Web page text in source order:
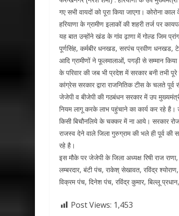
गए सभी वायदों को पूरा किया जाएगा। कोरोना
हरियाणा के ग्रामीण इलाकों की शहरी तर्ज पर
यह बात उन्होंने खंड के गांव ढ़ाणा में गोल्ड जिम
पूर्णसिंह, कर्मबीर धनखड, सरपंच प्रवीण धनखड,
आदि ग्रामीणों ने फूलमालाओं, पगड़ी से सम्मान
के परिवार की जब भी प्रदेश में सरकार बनी तभी
कांग्रेस सरकार द्वारा राजनितिक टीस के चलते
जेजेपी व बीजेपी की गठबंधन सरकार में उप
नियम लागू करके लाभ पहुंचाने का कार्य कर रहे है।
किसी बिचौनलिये के चक्कर में ना आये। सरकार
राजस्व देने वाले जिला गुरुग्राम की भले ही पूर्व की
रहे है।
इस मौके पर जेजेपी के जिला अध्यक्ष रिषी राज
लम्बरदार, बंटी पंच, राकेश् सेखावत, रविंद्र
विक्रम पंच, दिनेश पंच, रविंद्र कुमार, बिल्लू
Post Views: 1,453